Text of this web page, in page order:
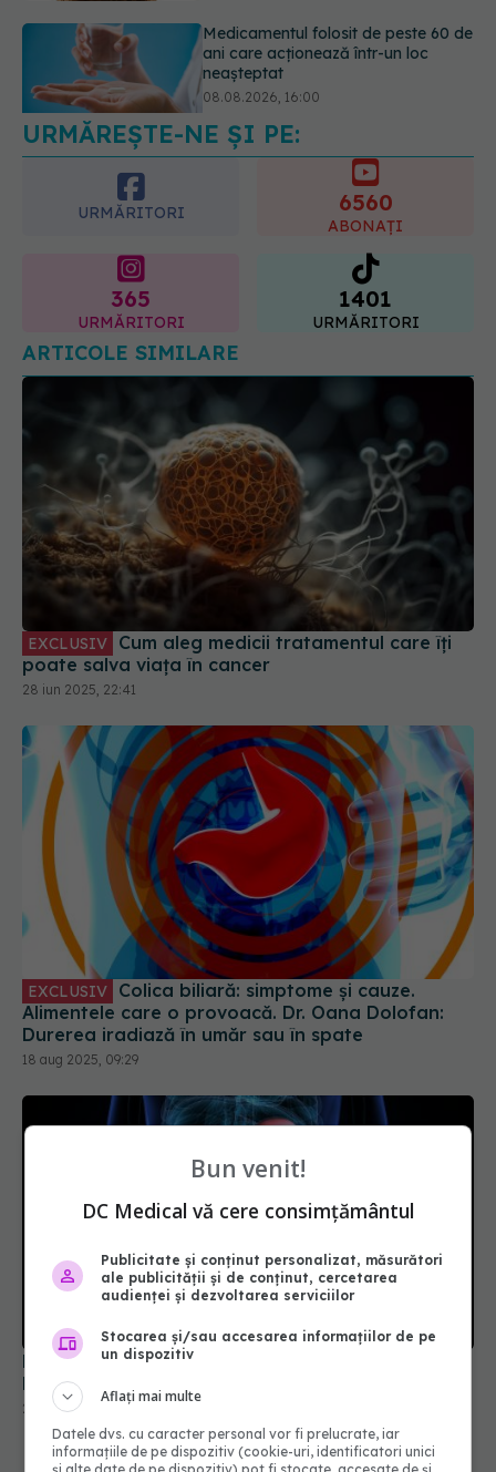
Transpirații nocturne: semnul ignorat
care poate ascunde probleme
serioase de sănătate
08.08.2026, 20:00
URMĂREȘTE-NE ȘI PE:
URMĂRITORI 6560
ABONAȚI
365
URMĂRITORI
1401
URMĂRITORI
ARTICOLE SIMILARE
EXCLUSIV
poate salva viața în cancer
28 iun 2025, 22:41
EXCLUSIV
Alimentele care o provoacă. Dr. Oana Dolofan:
Durerea iradiază în umăr sau în spate
18 aug 2025, 09:29
Primul semn al cancerului de colon. Dr. Oana
Dolofan: Faci și ocluzie intestinală
23 iul 2025, 17:30
Bun venit!
DC Medical vă cere consimțământul
Publicitate și conținut personalizat, măsurători
ale publicității și de conținut, cercetarea
audienței și dezvoltarea serviciilor
Stocarea și/sau accesarea informațiilor de pe
un dispozitiv
Aflați mai multe
Datele dvs. cu caracter personal vor fi prelucrate, iar
informațiile de pe dispozitiv (cookie-uri, identificatori unici